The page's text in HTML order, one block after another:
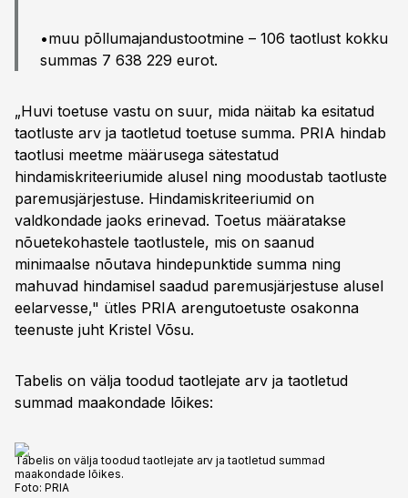
•muu põllumajandustootmine – 106 taotlust kokku
summas 7 638 229 eurot.
„Huvi toetuse vastu on suur, mida näitab ka esitatud
taotluste arv ja taotletud toetuse summa. PRIA hindab
taotlusi meetme määrusega sätestatud
hindamiskriteeriumide alusel ning moodustab taotluste
paremusjärjestuse. Hindamiskriteeriumid on
valdkondade jaoks erinevad. Toetus määratakse
nõuetekohastele taotlustele, mis on saanud
minimaalse nõutava hindepunktide summa ning
mahuvad hindamisel saadud paremusjärjestuse alusel
eelarvesse," ütles PRIA arengutoetuste osakonna
teenuste juht Kristel Võsu.
Tabelis on välja toodud taotlejate arv ja taotletud
summad maakondade lõikes:
Tabelis on välja toodud taotlejate arv ja taotletud summad
maakondade lõikes.
Foto: PRIA